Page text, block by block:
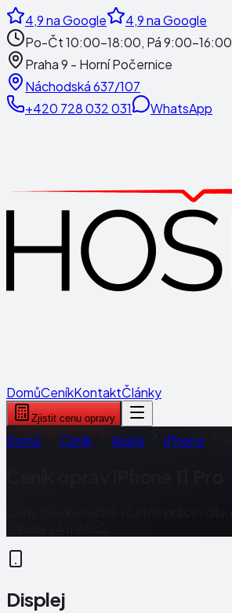
4,9na Google 4,9na Google
Po-Čt 10:00-18:00, Pá 9:00-16:00
Praha 9 - Horní Počernice
Náchodská 637/107
+420 728 032 031
WhatsApp
DomůCeníkKontaktČlánky
Zjistit cenu opravy
Domů Ceník Apple iPhone
Displej